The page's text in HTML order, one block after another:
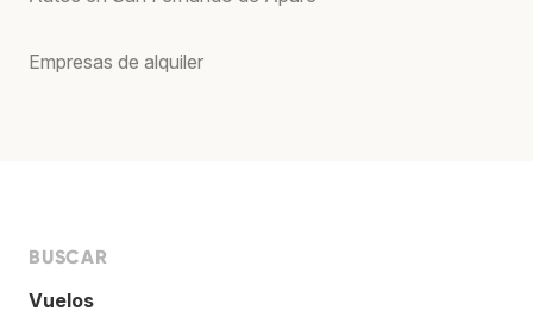
Empresas de alquiler
BUSCAR
Vuelos